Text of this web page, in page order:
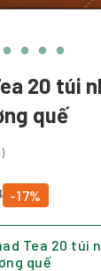
20 túi
quế
-17%
Tea 20 túi
quế